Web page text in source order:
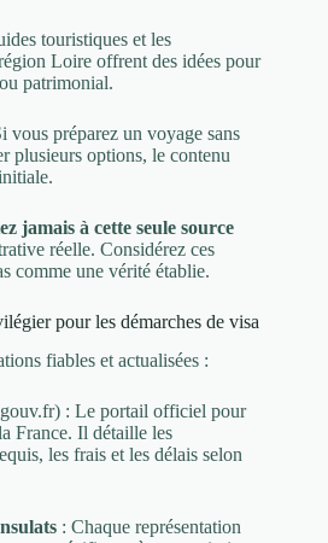
touristiques et les
Loire offrent des idées pour
patrimonial.
vous préparez un voyage sans
plusieurs options, le contenu
jamais à cette seule source
réelle. Considérez ces
comme une vérité établie.
pour les démarches de visa
fiables et actualisées :
: Le portail officiel pour
France. Il détaille les
les frais et les délais selon
: Chaque représentation